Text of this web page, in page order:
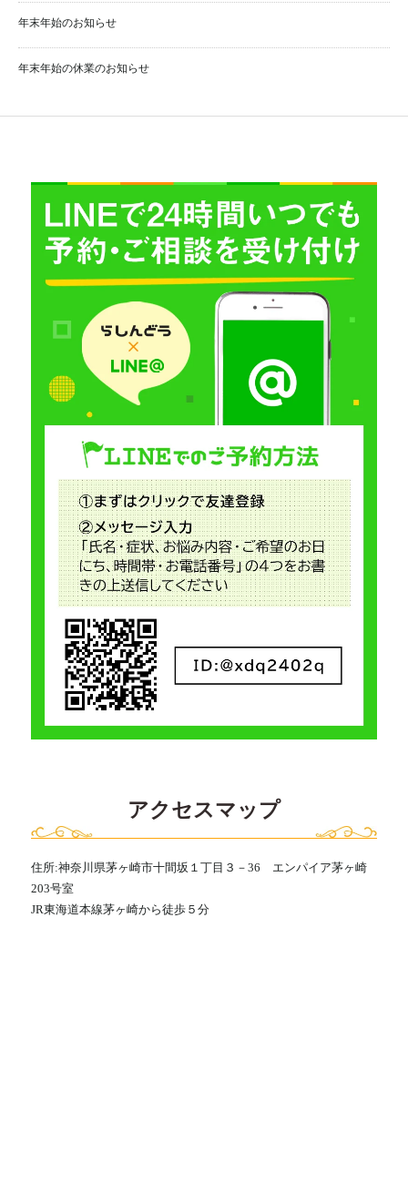
年末年始のお知らせ
年末年始の休業のお知らせ
アクセスマップ
住所:神奈川県茅ヶ崎市十間坂１丁目３－36 エンパイア茅ヶ崎
203号室
JR東海道本線茅ヶ崎から徒歩５分